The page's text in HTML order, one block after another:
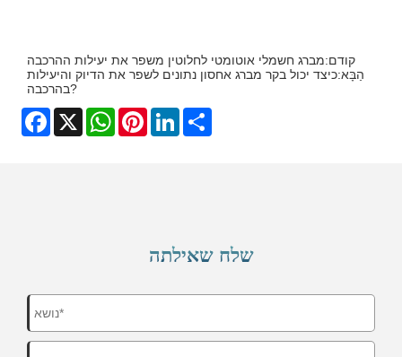
קודם:מברג חשמלי אוטומטי לחלוטין משפר את יעילות ההרכבה
הַבָּא:כיצד יכול בקר מברג אחסון נתונים לשפר את הדיוק והיעילות
בהרכבה?
Facebook
X WhatsAppPinterestLinkedIn
שלח שאילתה